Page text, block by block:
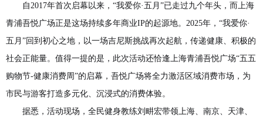
自2017年首次启幕以来，“我爱你·五月”已走过九个年头，而上海
青浦吾悦广场正是这场持续多年商业IP的起源地。2025年，“我爱你·
五月”回到初心之地，以一场吉尼斯挑战再次起航，传递健康、积极的
社会正能量。值得一提的是，此次活动还恰逢上海青浦吾悦广场“五五
购物节-健康消费周”的启幕，吾悦广场将全力激活区域消费市场，为
市民与游客打造多元化、沉浸式的消费体验。
据悉，活动现场，全民健身教练刘畊宏带领上海、南京、天津、